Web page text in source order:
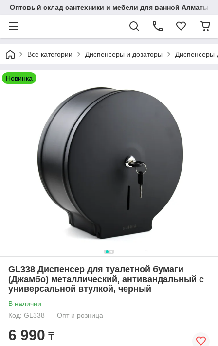
Оптовый склад сантехники и мебели для ванной Алматы •
Все категории Диспенсеры и дозаторы Диспенсеры
Новинка
GL338 Диспенсер для туалетной бумаги
(Джамбо) металлический, антивандальный с
универсальной втулкой, черный
В наличии
Код: GL338
Опт и розница
6 990 ₸